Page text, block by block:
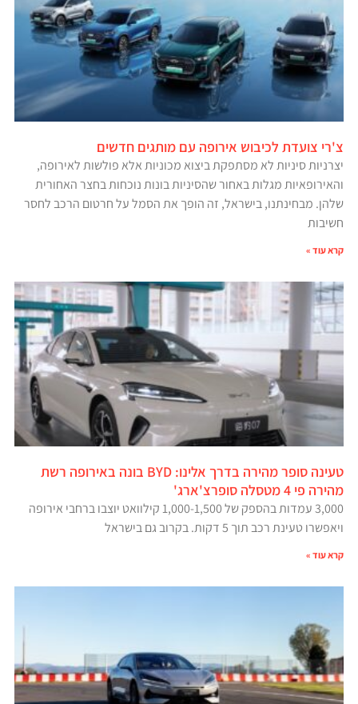
צ'רי צועדת לכיבוש אירופה עם מותגים חדשים
יצרניות סיניות לא מסתפקת ביצוא מכוניות אלא פולשות לאירופה,
והאירופאיות מגלות באחור שהסיניות בונות נוכחות בחצר האחורית
שלהן. מבחינתנו, בישראל, זה הופך את הסמל על חרטום הרכב לחסר
חשיבות
קרא עוד »
טעינה סופר מהירה בדרך אלינו: BYD בונה באירופה רשת
מהירה פי 4 מטסלה סופרצ'ארג'
3,000 עמדות בהספק של 1,000-1,500 קילוואט יוצבו ברחבי אירופה
ויאפשרו טעינת רכב תוך 5 דקות. בקרוב גם בישראל
קרא עוד »